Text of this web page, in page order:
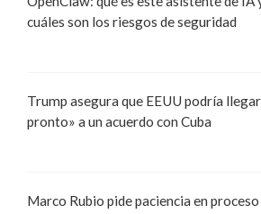
cuáles son los riesgos de seguridad
Trump asegura que EEUU podría
pronto» a un acuerdo con Cuba
Marco Rubio pide paciencia en proceso